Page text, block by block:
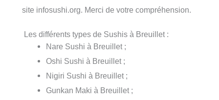
site infosushi.org. Merci de votre compréhension.
Les différents types de Sushis à Breuillet :
Nare Sushi à Breuillet ;
Oshi Sushi à Breuillet ;
Nigiri Sushi à Breuillet ;
Gunkan Maki à Breuillet ;